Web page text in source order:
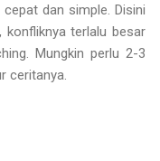
dan simple. Disini
konfliknya terlalu besar
Mungkin perlu 2-3
ceritanya.